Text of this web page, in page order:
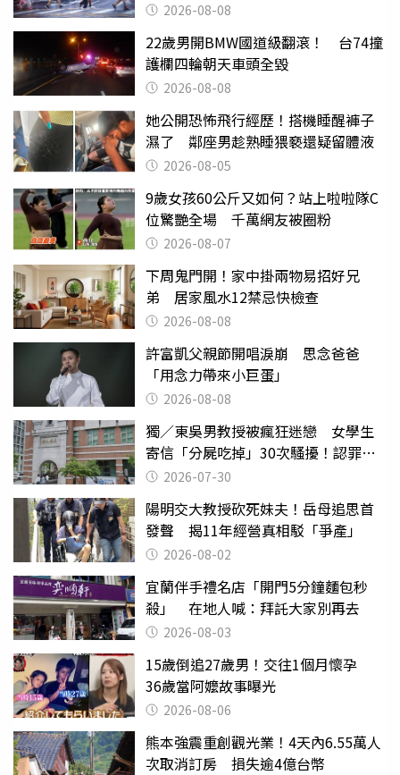
2026-08-08
22歲男開BMW國道級翻滾！ 台74撞
護欄四輪朝天車頭全毀
2026-08-08
她公開恐怖飛行經歷！搭機睡醒褲子
濕了 鄰座男趁熟睡猥褻還疑留體液
2026-08-05
9歲女孩60公斤又如何？站上啦啦隊C
位驚艷全場 千萬網友被圈粉
2026-08-07
下周鬼門開！家中掛兩物易招好兄
弟 居家風水12禁忌快檢查
2026-08-08
許富凱父親節開唱淚崩 思念爸爸
「用念力帶來小巨蛋」
2026-08-08
獨／東吳男教授被瘋狂迷戀 女學生
寄信「分屍吃掉」30次騷擾！認罪免
關 2026-07-30
陽明交大教授砍死妹夫！岳母追思首
發聲 揭11年經營真相駁「爭產」
2026-08-02
宜蘭伴手禮名店「開門5分鐘麵包秒
殺」 在地人喊：拜託大家別再去
2026-08-03
15歲倒追27歲男！交往1個月懷孕
36歲當阿嬤故事曝光
2026-08-06
熊本強震重創觀光業！4天內6.55萬人
次取消訂房 損失逾4億台幣